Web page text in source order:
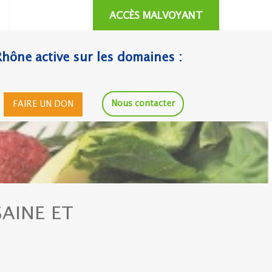
ACCÈS MALVOYANT
active sur les domaines :
FAIRE UN DON Nous contacter
ET